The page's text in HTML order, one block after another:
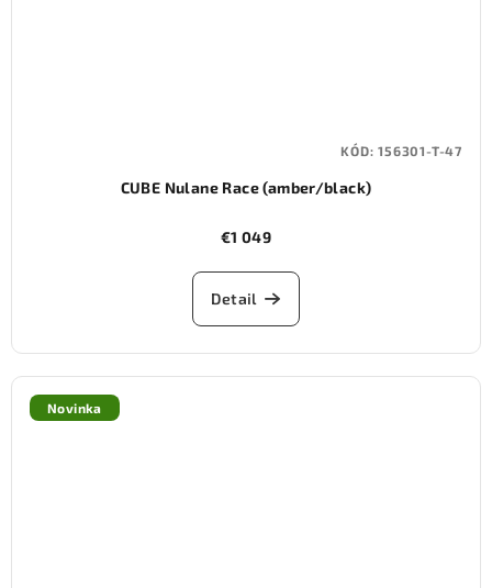
CUBE Nulane Race (amber/black)
€1 049
Detail
KÓD:156301-T-47
Novinka